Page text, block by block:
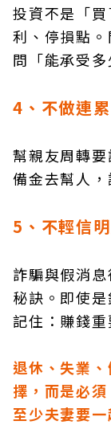
投資不是「
利、停損點
問「能承受多
4、不做連
幫親友周轉
備金去幫人，
5、不輕信
詐騙與假消
秘訣。即使
記住：賺錢重
退休、失業
擇，而是必
至少夫妻要